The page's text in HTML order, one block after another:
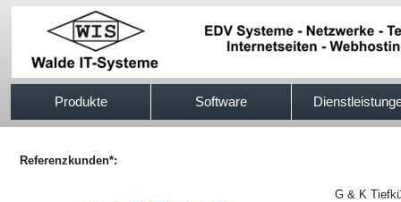
Produkte Software
Referenzkunden*:
G & K